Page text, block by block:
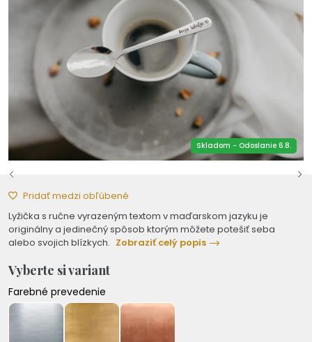
Skladom - Odoslanie 6.8.
Pridať medzi obľúbené
Lyžička s ručne vyrazeným textom v maďarskom jazyku je
originálny a jedinečný spôsob ktorým môžete potešiť seba
alebo svojich blízkych. Zobraziť celý popis
Vyberte si variant
Farebné prevedenie